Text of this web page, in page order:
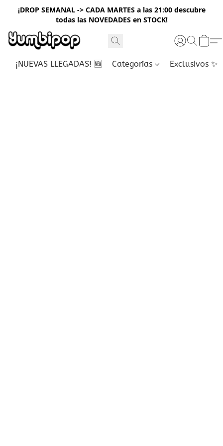
¡DROP SEMANAL -> CADA MARTES a las 21:00 descubre
todas las NOVEDADES en STOCK!
¡NUEVAS LLEGADAS! 🆕 Categorías Exclusivos ✨